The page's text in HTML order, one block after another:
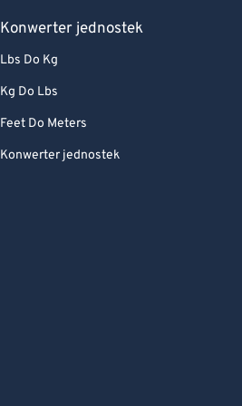
Konwerter jednostek
Lbs Do Kg
Kg Do Lbs
Feet Do Meters
Konwerter jednostek